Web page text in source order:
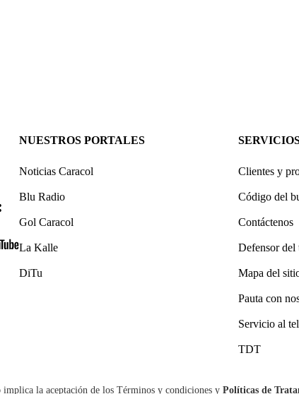
youtube-
NUESTROS PORTALES
Noticias Caracol
Blu Radio
Gol Caracol
La Kalle
DiTu
Clientes y
Código del
Contáctenos
Defensor del
Mapa del
Pauta con
Servicio al
TDT
la aceptación de los Términos y condiciones y Políticas de